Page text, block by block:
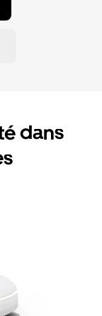
dans